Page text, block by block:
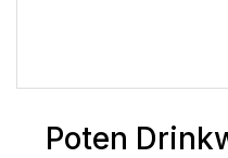
Poten